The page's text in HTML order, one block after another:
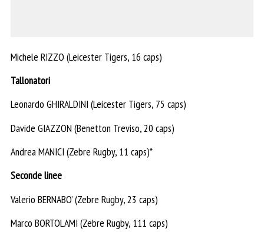
Michele RIZZO (Leicester Tigers, 16 caps)
Tallonatori
Leonardo GHIRALDINI (Leicester Tigers, 75 caps)
Davide GIAZZON (Benetton Treviso, 20 caps)
Andrea MANICI (Zebre Rugby, 11 caps)*
Seconde linee
Valerio BERNABO’ (Zebre Rugby, 23 caps)
Marco BORTOLAMI (Zebre Rugby, 111 caps)